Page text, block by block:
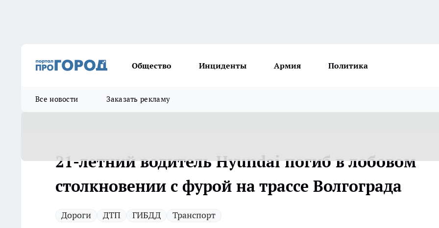
Общество Инциденты Армия Политика
Все новости Заказать рекламу
21-летний водитель Hyundai погиб в лобовом
столкновении с фурой на трассе Волгограда
Дороги ДТП ГИБДД Транспорт